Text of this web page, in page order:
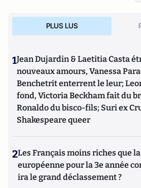
PLUS LUS
1Jean Dujardin & Laetitia Casta
nouveaux amours, Vanessa
Benchetrit enterrent le leur;
fond, Victoria Beckham fait du
Ronaldo du bisco-fils; Suri ex
Shakespeare queer
2Les Français moins riches que
européenne pour la 3e année
ira le grand déclassement ?